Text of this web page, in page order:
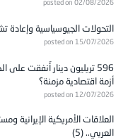
posted on 02/08/2026
التحولات الجيوسياسية وإعادة
posted on 15/07/2026
596 تريليون دينار أُنفقت
أزمة اقتصادية مزمنة؟
posted on 12/07/2026
العلاقات الأمريكية الإيرانية
العربي.. (5)